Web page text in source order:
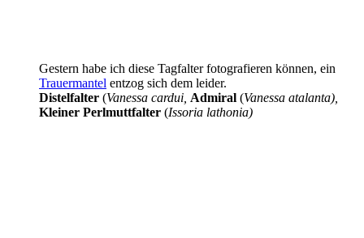
Gestern habe ich diese Tagfalter fotografieren können, ein
Trauermantel entzog sich dem leider.
Distelfalter (Vanessa cardui, Admiral (Vanessa atalanta),
Kleiner Perlmuttfalter (Issoria lathonia)